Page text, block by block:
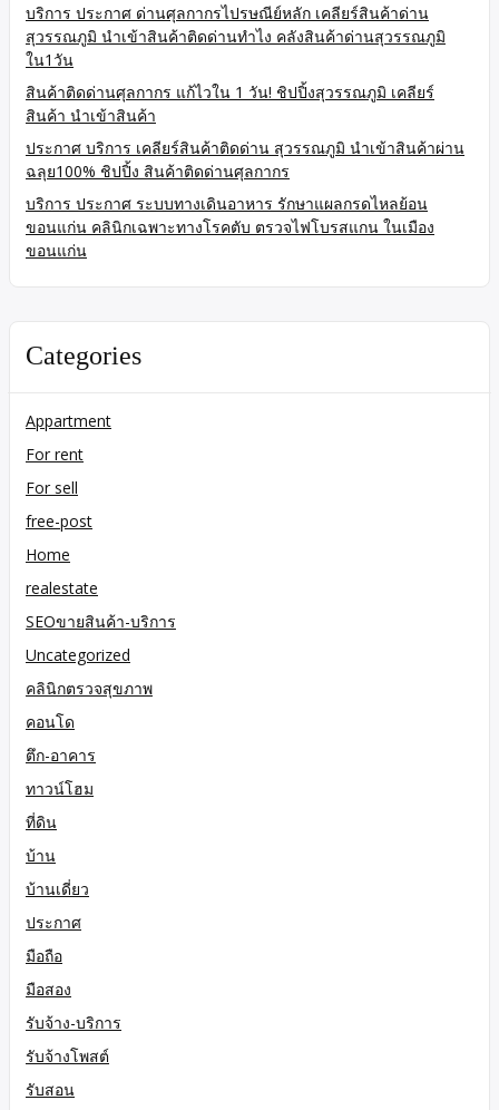
บริการ ประกาศ ด่านศุลกากรไปรษณีย์หลัก เคลียร์สินค้าด่าน
สุวรรณภูมิ นำเข้าสินค้าติดด่านทำไง คลังสินค้าด่านสุวรรณภูมิ
ใน1วัน
สินค้าติดด่านศุลกากร แก้ไวใน 1 วัน! ชิปปิ้งสุวรรณภูมิ เคลียร์
สินค้า นำเข้าสินค้า
ประกาศ บริการ เคลียร์สินค้าติดด่าน สุวรรณภูมิ นำเข้าสินค้าผ่าน
ฉลุย100% ชิปปิ้ง สินค้าติดด่านศุลกากร
บริการ ประกาศ ระบบทางเดินอาหาร รักษาแผลกรดไหลย้อน
ขอนแก่น คลินิกเฉพาะทางโรคตับ ตรวจไฟโบรสแกน ในเมือง
ขอนแก่น
Categories
Appartment
For rent
For sell
free-post
Home
realestate
SEOขายสินค้า-บริการ
Uncategorized
คลินิกตรวจสุขภาพ
คอนโด
ตึก-อาคาร
ทาวน์โฮม
ที่ดิน
บ้าน
บ้านเดี่ยว
ประกาศ
มือถือ
มือสอง
รับจ้าง-บริการ
รับจ้างโพสต์
รับสอน